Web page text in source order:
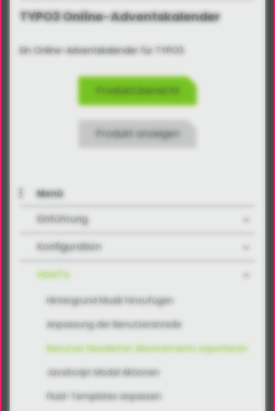
TYPO3 Online-Adventskalender
Ein Online-Adventskalender für TYPO3.
Produktübersicht
Produkt anzeigen
Menü
Einführung
Konfiguration
HowTo
Hintergrund Musik hinzufügen
Anpassung der Benutzeranrede
Benutzer Newsletter Abonnements exportieren
JavaScript Modal Aktionen
Fluid-Templates anpassen